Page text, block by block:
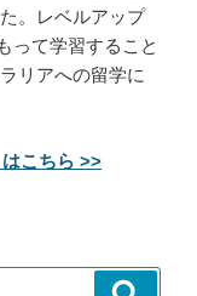
。レベルアップ
って学習すること
リアへの留学に
こちら >>